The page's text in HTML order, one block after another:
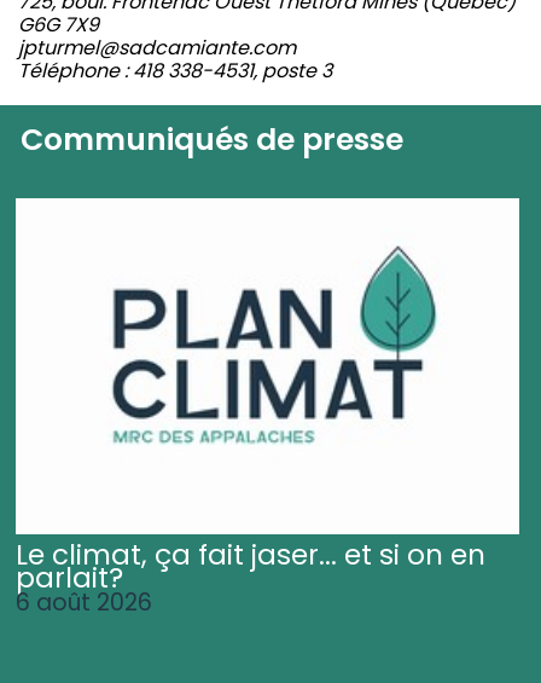
G6G 7X9
jpturmel@sadcamiante.com
Téléphone : 418 338-4531, poste 3
Communiqués de presse
Le climat, ça fait jaser... et si on en
parlait?
6 août 2026